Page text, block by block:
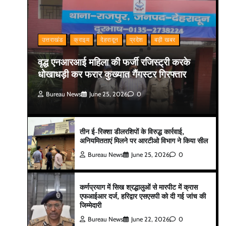
उत्तराखंड क्राइम देहरादून प्रदेश बड़ी खबर
वृद्ध एनआरआई महिला की फर्जी रजिस्ट्री करके
धोखाधड़ी कर फरार कुख्यात गैंगस्टर गिरफ्तार
Bureau News June 25, 2026 0
तीन ई-रिक्शा डीलरशिपों के विरुद्ध कार्रवाई,
अनियमितताएं मिलने पर आरटीओ विभाग ने किया सील
Bureau News June 25, 2026 0
कर्णप्रयाग में सिख श्रद्धालुओं से मारपीट में क्रास
एफआईआर दर्ज, हरिद्वार एसएसपी को दी गई जांच की
जिम्मेदारी
Bureau News June 22, 2026 0